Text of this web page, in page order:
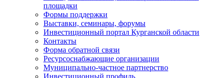
площадки
Формы поддержки
Выставки, семинары, форумы
Инвестиционный портал Курганской области
Контакты
Форма обратной связи
Ресурсоснабжающие организации
Муниципально-частное партнерство
Инвестиционный профиль